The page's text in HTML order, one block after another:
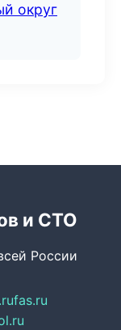
округ
и СТО
России
fas.ru